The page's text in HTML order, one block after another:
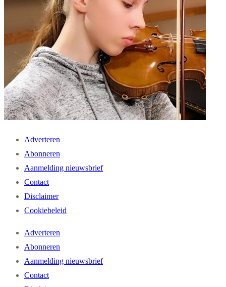
Adverteren
Abonneren
Aanmelding nieuwsbrief
Contact
Disclaimer
Cookiebeleid
Adverteren
Abonneren
Aanmelding nieuwsbrief
Contact